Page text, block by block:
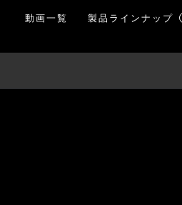
動画一覧 製品ラインナップ